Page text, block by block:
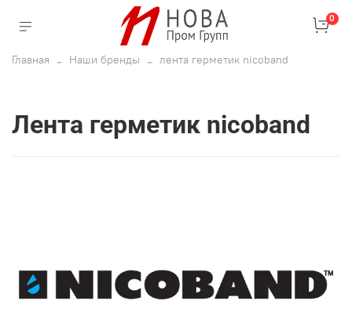
0
Главная Наши бренды лента герметик nicoband
лента герметик nicoband